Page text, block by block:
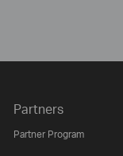
Partners
Partner Program